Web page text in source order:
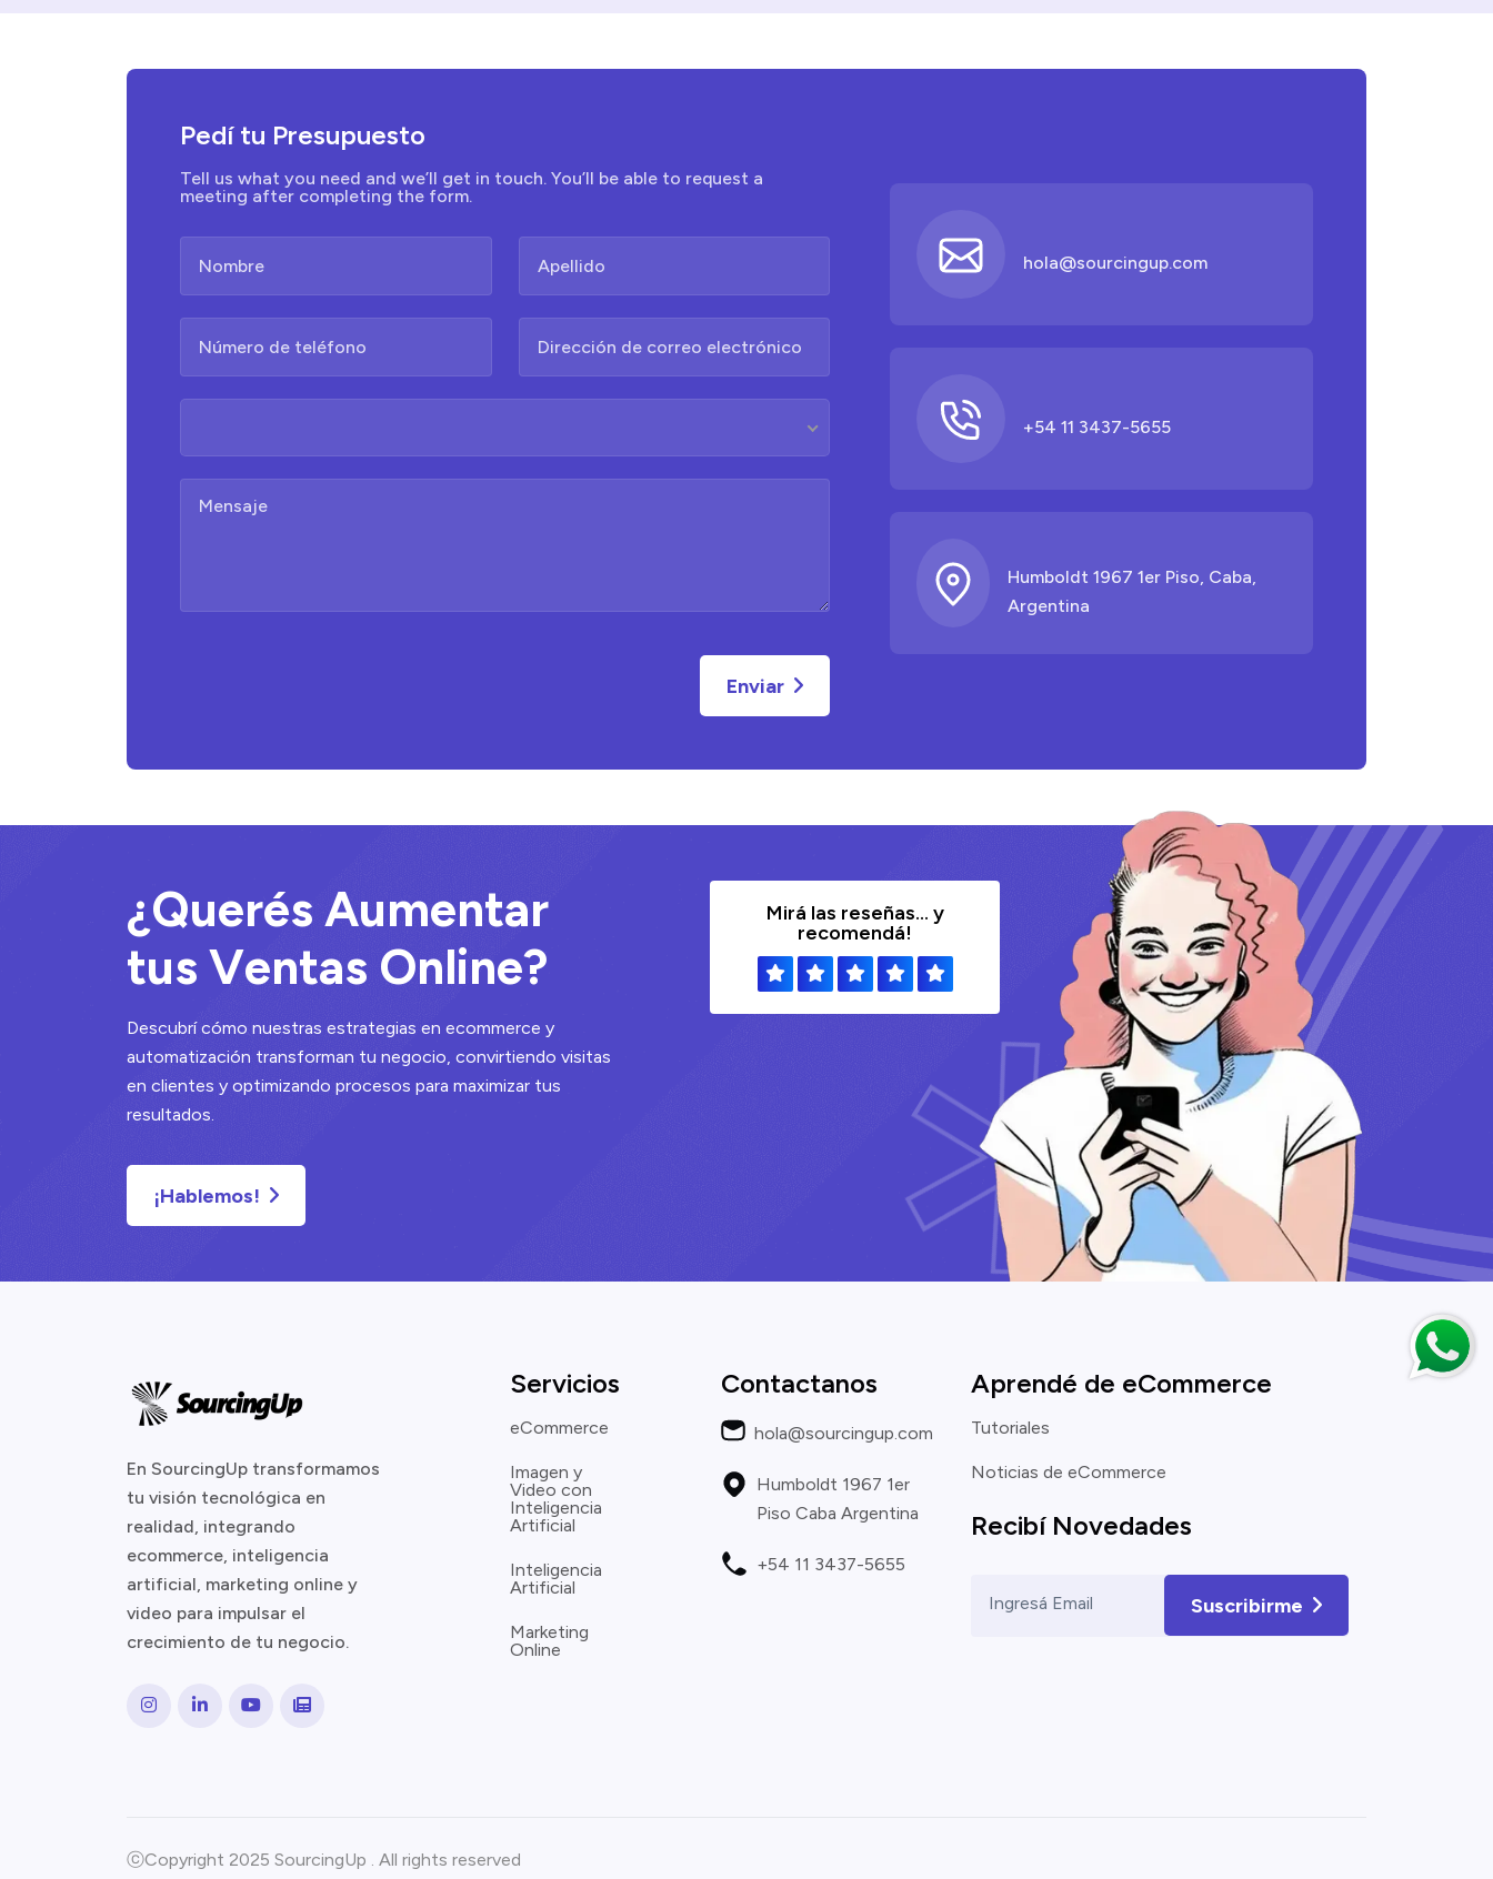
Pedí tu Presupuesto
Tell us what you need and we’ll get in touch. You’ll be able to request a
meeting after completing the form.
Enviar
hola@sourcingup.com
+54 11 3437-5655
Humboldt 1967 1er Piso, Caba,
Argentina
¿Querés Aumentar
tus Ventas Online?
Descubrí cómo nuestras estrategias en ecommerce y
automatización transforman tu negocio, convirtiendo visitas
en clientes y optimizando procesos para maximizar tus
resultados.
¡Hablemos!
Mirá las reseñas... y
recomendá!
En SourcingUp transformamos
tu visión tecnológica en
realidad, integrando
ecommerce, inteligencia
artificial, marketing online y
video para impulsar el
crecimiento de tu negocio.
InstagramLinkedInYouTubeMedium
Servicios
eCommerce
Imagen y
Video con
Inteligencia
Artificial
Inteligencia
Artificial
Marketing
Online
Contactanos
hola@sourcingup.com
Humboldt 1967 1er
Piso Caba Argentina
+54 11 3437-5655
Aprendé de eCommerce
Tutoriales
Noticias de eCommerce
Recibí Novedades
Ingresá Email Suscribirme
ⓒCopyright 2025 SourcingUp . All rights reserved